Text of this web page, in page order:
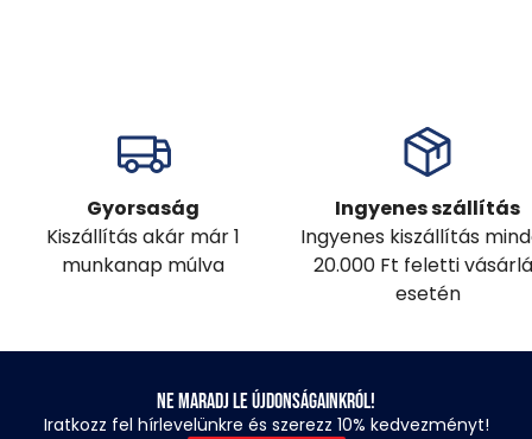
Gyorsaság
Kiszállítás akár már 1
munkanap múlva
Ingyenes szállítás
Ingyenes kiszállítás
20.000 Ft feletti
esetén
Ne maradj le újdonságainkról!
Iratkozz fel hírlevelünkre és szerezz 10% kedvezményt!